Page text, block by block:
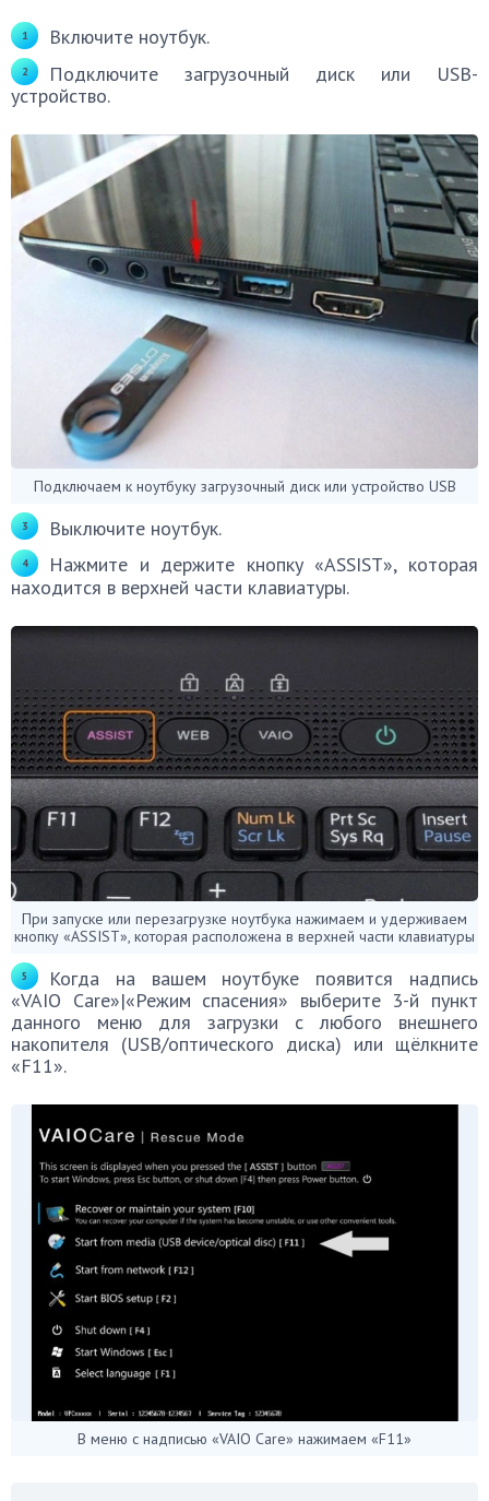
Включите ноутбук.
Подключите загрузочный диск или USB-
устройство.
Подключаем к ноутбуку загрузочный диск или устройство USB
Выключите ноутбук.
Нажмите и держите кнопку «ASSIST», которая
находится в верхней части клавиатуры.
При запуске или перезагрузке ноутбука нажимаем и удерживаем
кнопку «ASSIST», которая расположена в верхней части клавиатуры
Когда на вашем ноутбуке появится надпись
«VAIO Care»|«Режим спасения» выберите 3-й пункт
данного меню для загрузки с любого внешнего
накопителя (USB/оптического диска) или щёлкните
«F11».
В меню с надписью «VAIO Care» нажимаем «F11»